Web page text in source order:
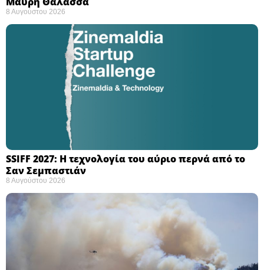
8 Αυγούστου 2026
SSIFF 2027: Η τεχνολογία του αύριο περνά από το
Σαν Σεμπαστιάν ​
8 Αυγούστου 2026